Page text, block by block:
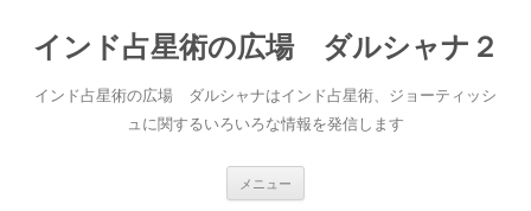
インド占星術の広場 ダルシャナ２
インド占星術の広場 ダルシャナはインド占星術、ジョーティッシ
ュに関するいろいろな情報を発信します
メニュー